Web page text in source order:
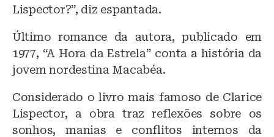
Lispector?”, diz espantada.
Último romance da autora, publicado em
1977, “A Hora da Estrela” conta a história da
jovem nordestina Macabéa.
Considerado o livro mais famoso de Clarice
Lispector, a obra traz reflexões sobre os
sonhos, manias e conflitos internos da